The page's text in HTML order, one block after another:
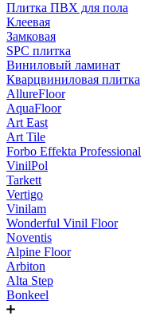
Плитка ПВХ для пола
Клеевая
Замковая
SPC плитка
Виниловый ламинат
Кварцвиниловая плитка
AllureFloor
AquaFloor
Art East
Art Tile
Forbo Effekta Professional
VinilPol
Tarkett
Vertigo
Vinilam
Wonderful Vinil Floor
Noventis
Alpine Floor
Arbiton
Alta Step
Bonkeel